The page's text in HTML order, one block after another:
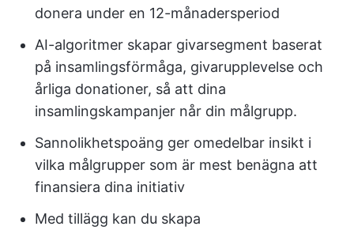
donera under en 12-månadersperiod
AI-algoritmer skapar givarsegment baserat
på insamlingsförmåga, givarupplevelse och
årliga donationer, så att dina
insamlingskampanjer når din målgrupp.
Sannolikhetspoäng ger omedelbar insikt i
vilka målgrupper som är mest benägna att
finansiera dina initiativ
Med tillägg kan du skapa